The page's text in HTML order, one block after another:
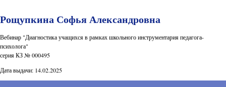
Рощупкина Софья Александровна
Вебинар "Диагностика учащихся в рамках школьного инструментария педагога-
психолога"
серия КЗ № 000495
Дата выдачи: 14.02.2025